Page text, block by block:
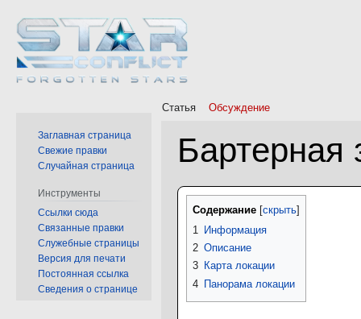
Бартерная
Перейти
навигации
Перейти
поиску
Содержание
1
Информация
2 Описание
3 Карта локации
4 Панорама локации
Статья Обсуждение
Заглавная страница
Свежие правки
Случайная страница
Инструменты
Ссылки сюда
Связанные правки
Служебные страницы
Версия для печати
Постоянная ссылка
Сведения о странице